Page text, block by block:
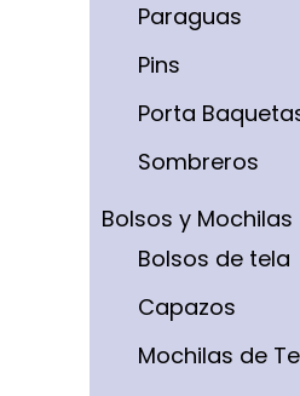
Paraguas
Pins
Porta
Sombreros
Bolsos y Mochilas
Bolsos de tela
Capazos
Mochilas de